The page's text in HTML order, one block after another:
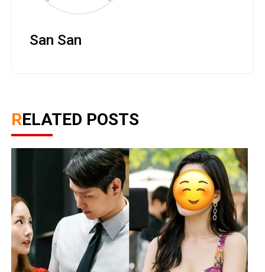
San San
RELATED POSTS